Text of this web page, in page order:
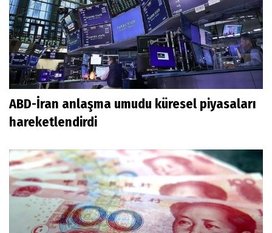
ABD-İran anlaşma umudu küresel piyasaları
hareketlendirdi